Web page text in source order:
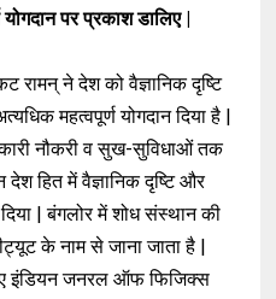
पर प्रकाश डालिए |
रामन् ने देश को वैज्ञानिक दृष्टि
महत्वपूर्ण योगदान दिया है |
नौकरी व सुख-सुविधाओं तक
देश हित में वैज्ञानिक दृष्टि और
| बंगलोर में शोध संस्थान की
के नाम से जाना जाता है |
इंडियन जनरल ऑफ फिजिक्स